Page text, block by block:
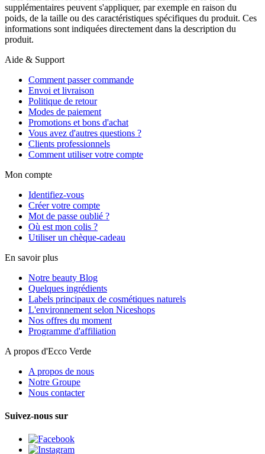
supplémentaires peuvent s'appliquer, par exemple en raison du
poids, de la taille ou des caractéristiques spécifiques du produit. Ces
informations sont indiquées directement dans la description du
produit.
Aide & Support
Comment passer commande
Envoi et livraison
Politique de retour
Modes de paiement
Promotions et bons d'achat
Vous avez d'autres questions ?
Clients professionnels
Comment utiliser votre compte
Mon compte
Identifiez-vous
Créer votre compte
Mot de passe oublié ?
Où est mon colis ?
Utiliser un chèque-cadeau
En savoir plus
Notre beauty Blog
Quelques ingrédients
Labels principaux de cosmétiques naturels
L'environnement selon Niceshops
Nos offres du moment
Programme d'affiliation
A propos d'Ecco Verde
A propos de nous
Notre Groupe
Nous contacter
Suivez-nous sur